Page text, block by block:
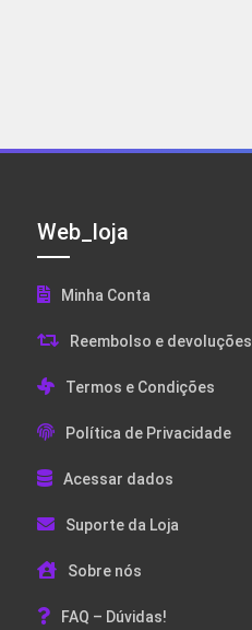
Web_loja
Minha Conta
Reembolso e devoluções
Termos e Condições
Política de Privacidade
Acessar dados
Suporte da Loja
Sobre nós
FAQ – Dúvidas!